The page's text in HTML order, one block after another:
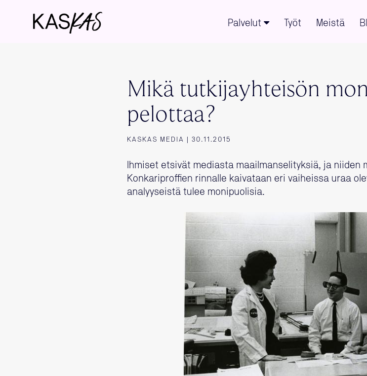
Palvelut Työt Meistä
Mikä tutkijayhteisön
pelottaa?
KASKAS MEDIA | 30.11.2015
Ihmiset etsivät mediasta maailmanselityksiä, ja
Konkariproffien rinnalle kaivataan eri vaiheissa uraa
analyyseistä tulee monipuolisia.